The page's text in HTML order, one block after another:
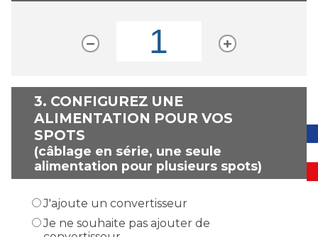
3. CONFIGUREZ UNE
ALIMENTATION POUR VOS
SPOTS
(câblage en série, une seule
alimentation pour plusieurs spots)
J'ajoute un convertisseur
Je ne souhaite pas ajouter de